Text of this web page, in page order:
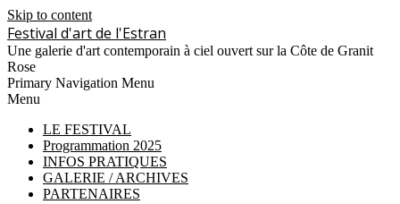
Skip to content
Festival d'art de l'Estran
Une galerie d'art contemporain à ciel ouvert sur la Côte de Granit
Rose
Primary Navigation Menu
Menu
LE FESTIVAL
Programmation 2025
INFOS PRATIQUES
GALERIE / ARCHIVES
PARTENAIRES